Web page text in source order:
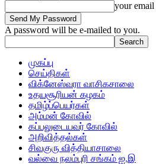
your email
A password will be e-mailed to you.
முகப்பு
செய்திகள்
விக்னேஸ்வரா வாசிகசாலை
உதயசூரியன் கழகம்
தமிழ்ப்பெயர்கள்
அம்மன் கோவில்
கப்பலுடையவர் கோவில்
அறிவித்தல்கள்
சிவகுரு வித்தியாசாலை
வல்வை நலம்புரி சங்கம் ஐ.இ